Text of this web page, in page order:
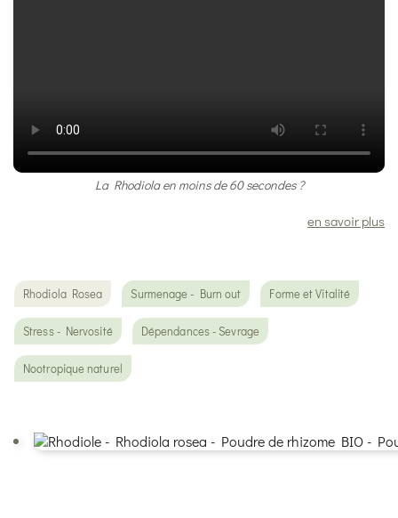
La Rhodiola en moins de 60 secondes ?
en savoir plus
Rhodiola Rosea Surmenage - Burn out Forme et Vitalité
Stress - Nervosité Dépendances - Sevrage
Nootropique naturel